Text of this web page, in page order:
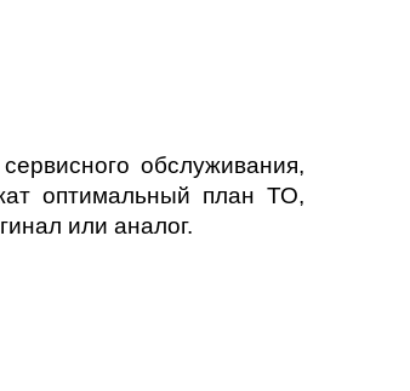
обслуживания,
оптимальный план ТО,
или аналог.